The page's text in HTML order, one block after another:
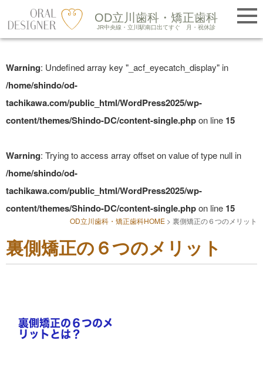
to
content
OD立川歯科・矯正歯科
JR中央線・立川駅南口出てすぐ 月・祝休診
LINE友だち追加
Warning: Undefined array key "_acf_eyecatch_display" in
/home/shindo/od-
tachikawa.com/public_html/WordPress2025/wp-
content/themes/Shindo-DC/content-single.phpon line 15
Warning: Trying to access array offset on value of type null in
/home/shindo/od-
tachikawa.com/public_html/WordPress2025/wp-
content/themes/Shindo-DC/content-single.phpon line 15
OD立川歯科・矯正歯科HOME > 裏側矯正の６つのメリット
裏側矯正の６つのメリット